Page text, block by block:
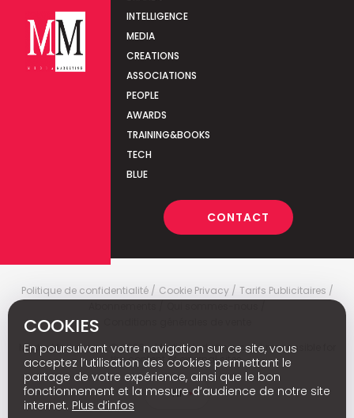
INTELLIGENCE
MEDIA
CREATIONS
ASSOCIATIONS
PEOPLE
AWARDS
TRAINING&BOOKS
TECH
BLUE
CONTACT
Politique de confidentialité Cookie Privacy
Tarifs Publicitaires
Media Marketingc © 2026 - Media Marketing is not responsible for
the content of external sites.
Nl
COOKIES
En poursuivant votre navigation sur ce site, vous
acceptez l’utilisation des cookies permettant le
partage de votre expérience, ainsi que le bon
fonctionnement et la mesure d’audience de notre site
internet. Plus d’infos